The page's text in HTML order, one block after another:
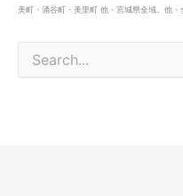
美町・涌谷町・美里町 他・宮城県全域。他・